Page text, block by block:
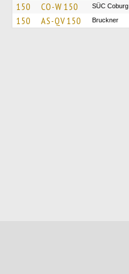
150 CO-W 150 SÜC Coburg
150 AS-QV 150 Bruckner